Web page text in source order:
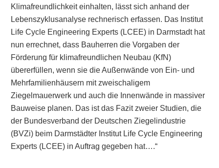
Klimafreundlichkeit einhalten, lässt sich anhand der
Lebenszyklusanalyse rechnerisch erfassen. Das Institut
Life Cycle Engineering Experts (LCEE) in Darmstadt hat
nun errechnet, dass Bauherren die Vorgaben der
Förderung für klimafreundlichen Neubau (KfN)
übererfüllen, wenn sie die Außenwände von Ein- und
Mehrfamilienhäusern mit zweischaligem
Ziegelmauerwerk und auch die Innenwände in massiver
Bauweise planen. Das ist das Fazit zweier Studien, die
der Bundesverband der Deutschen Ziegelindustrie
(BVZi) beim Darmstädter Institut Life Cycle Engineering
Experts (LCEE) in Auftrag gegeben hat….“